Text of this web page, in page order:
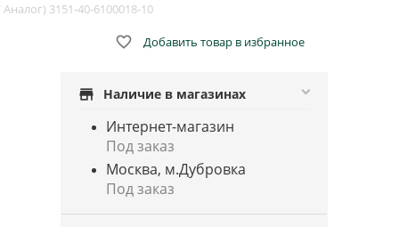
3151-40-6100018-10
 Добавить товар в избранное
store Наличие в магазинах
Интернет-магазин
Под заказ
Москва, м.Дубровка
Под заказ